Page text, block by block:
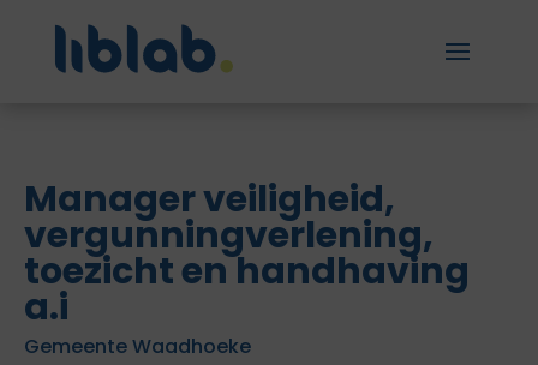
Manager veiligheid,
vergunningverlening,
toezicht en handhaving
a.i
Gemeente Waadhoeke